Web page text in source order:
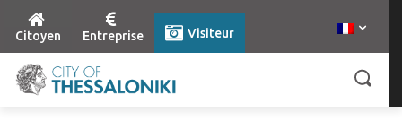
Citoyen Entreprise Visiteur